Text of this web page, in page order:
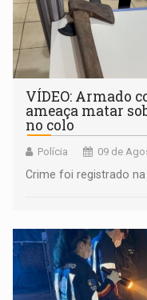
VÍDEO: Armado
ameaça matar
no colo
Polícia 09 de
Crime foi registrado